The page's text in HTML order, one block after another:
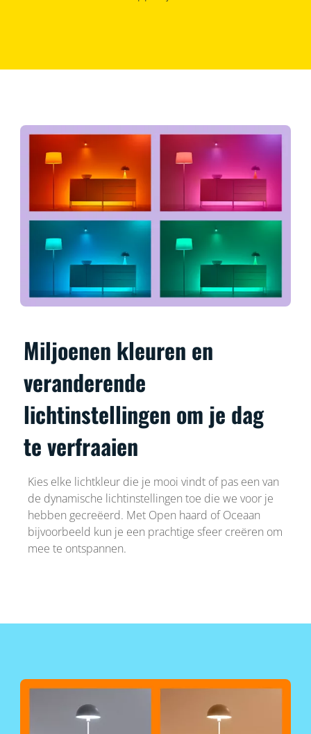
Miljoenen kleuren en
veranderende
lichtinstellingen om je dag
te verfraaien
Kies elke lichtkleur die je mooi vindt of pas een van
de dynamische lichtinstellingen toe die we voor je
hebben gecreëerd. Met Open haard of Oceaan
bijvoorbeeld kun je een prachtige sfeer creëren om
mee te ontspannen.